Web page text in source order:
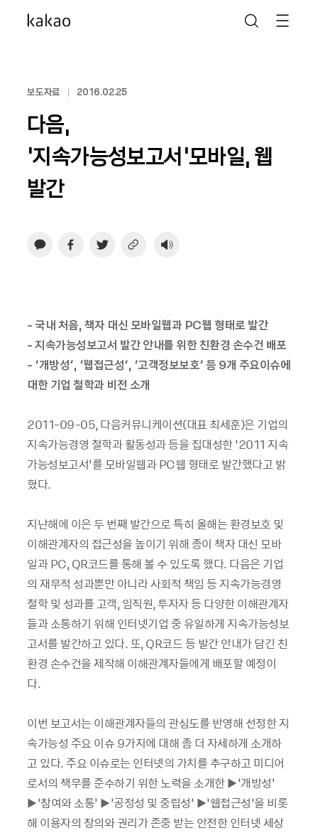
보도자료 2016.02.25
다음,
‘지속가능성보고서’모바일, 웹
발간
- 국내 처음, 책자 대신 모바일웹과 PC웹 형태로 발간
- 지속가능성보고서 발간 안내를 위한 친환경 손수건 배포
- ‘개방성’, ‘웹접근성’, ‘고객정보보호’ 등 9개 주요이슈에
대한 기업 철학과 비전 소개
2011-09-05, 다음커뮤니케이션(대표 최세훈)은 기업의
지속가능경영 철학과 활동성과 등을 집대성한 ‘2011 지속
가능성보고서’를 모바일웹과 PC웹 형태로 발간했다고 밝
혔다.
지난해에 이은 두 번째 발간으로 특히 올해는 환경보호 및
이해관계자의 접근성을 높이기 위해 종이 책자 대신 모바
일과 PC, QR코드를 통해 볼 수 있도록 했다. 다음은 기업
의 재무적 성과뿐만 아니라 사회적 책임 등 지속가능경영
철학 및 성과를 고객, 임직원, 투자자 등 다양한 이해관계자
들과 소통하기 위해 인터넷기업 중 유일하게 지속가능성보
고서를 발간하고 있다. 또, QR코드 등 발간 안내가 담긴 친
환경 손수건을 제작해 이해관계자들에게 배포할 예정이
다.
이번 보고서는 이해관계자들의 관심도를 반영해 선정한 지
속가능성 주요 이슈 9가지에 대해 좀 더 자세하게 소개하
고 있다. 주요 이슈로는 인터넷의 가치를 추구하고 미디어
로서의 책무를 준수하기 위한 노력을 소개한 ▶‘개방성’
▶‘참여와 소통’ ▶‘공정성 및 중립성’ ▶‘웹접근성’을 비롯
해 이용자의 창의와 권리가 존중 받는 안전한 인터넷 세상